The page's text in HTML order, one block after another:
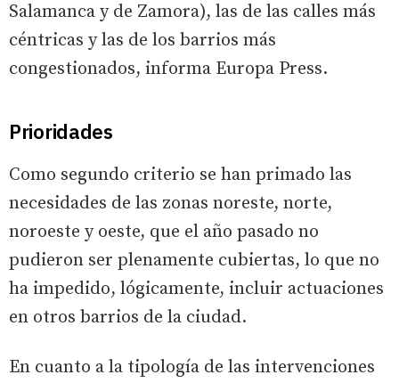
Salamanca y de Zamora), las de las calles más
céntricas y las de los barrios más
congestionados, informa Europa Press.
Prioridades
Como segundo criterio se han primado las
necesidades de las zonas noreste, norte,
noroeste y oeste, que el año pasado no
pudieron ser plenamente cubiertas, lo que no
ha impedido, lógicamente, incluir actuaciones
en otros barrios de la ciudad.
En cuanto a la tipología de las intervenciones